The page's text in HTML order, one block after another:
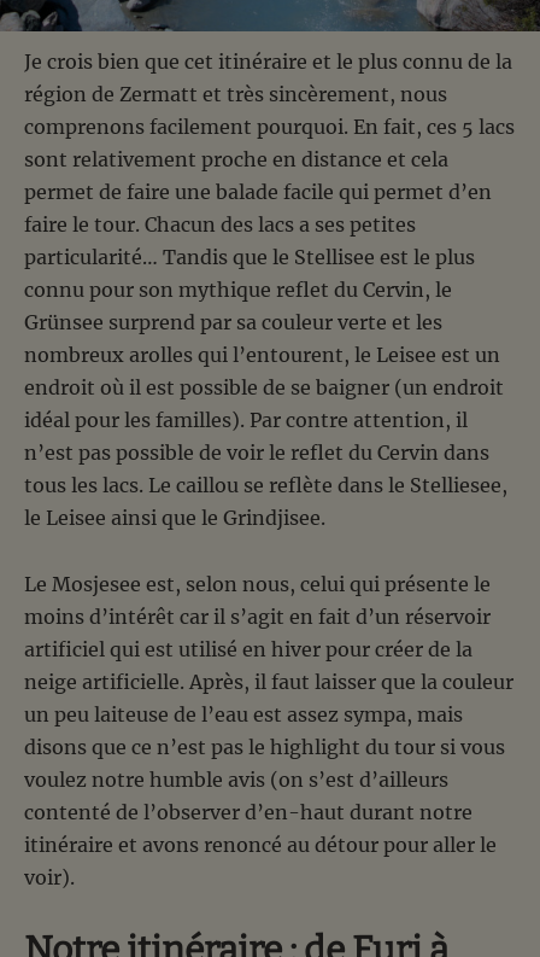
Je crois bien que cet itinéraire et le plus connu de la
région de Zermatt et très sincèrement, nous
comprenons facilement pourquoi. En fait, ces 5 lacs
sont relativement proche en distance et cela
permet de faire une balade facile qui permet d’en
faire le tour. Chacun des lacs a ses petites
particularité… Tandis que le Stellisee est le plus
connu pour son mythique reflet du Cervin, le
Grünsee surprend par sa couleur verte et les
nombreux arolles qui l’entourent, le Leisee est un
endroit où il est possible de se baigner (un endroit
idéal pour les familles). Par contre attention, il
n’est pas possible de voir le reflet du Cervin dans
tous les lacs. Le caillou se reflète dans le Stelliesee,
le Leisee ainsi que le Grindjisee.
Le Mosjesee est, selon nous, celui qui présente le
moins d’intérêt car il s’agit en fait d’un réservoir
artificiel qui est utilisé en hiver pour créer de la
neige artificielle. Après, il faut laisser que la couleur
un peu laiteuse de l’eau est assez sympa, mais
disons que ce n’est pas le highlight du tour si vous
voulez notre humble avis (on s’est d’ailleurs
contenté de l’observer d’en-haut durant notre
itinéraire et avons renoncé au détour pour aller le
voir).